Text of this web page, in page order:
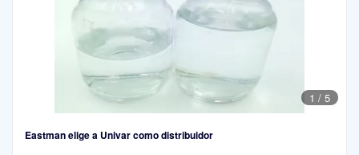
1 / 5
Eastman elige a Univar como distribuidor